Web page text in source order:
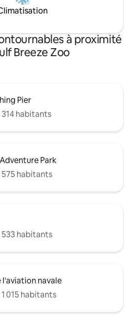
à proximité
Breeze Zoo
Pier
habitants
Park
habitants
habitants
l'aviation navale
015 habitants